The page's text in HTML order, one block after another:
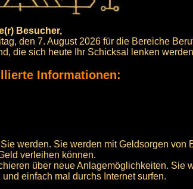
Besucher,
den 7. August 2026 für die Bereiche
die sich heute Ihr Schicksal lenken
Informationen:
werden. Sie werden mit Geldsorgen von
verleihen können.
über neue Anlagemöglichkeiten. Sie
einfach mal durchs Internet surfen.